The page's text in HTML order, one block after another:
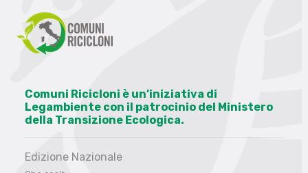
Comuni Ricicloni è un’iniziativa di
Legambiente con il patrocinio del Ministero
della Transizione Ecologica.
Edizione Nazionale